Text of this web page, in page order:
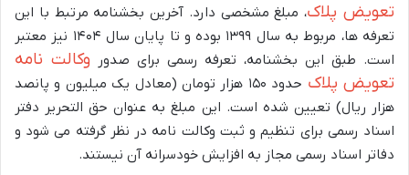
تعویض پلاک، مبلغ مشخصی دارد. آخرین بخشنامه مرتبط با این
تعرفه ها، مربوط به سال ۱۳۹۹ بوده و تا پایان سال ۱۴۰۴ نیز معتبر
است. طبق این بخشنامه، تعرفه رسمی برای صدور وکالت نامه
تعویض پلاک
حدود ۱۵۰ هزار تومان (معادل یک میلیون و پانصد
هزار ریال) تعیین شده است. این مبلغ به عنوان حق التحریر دفتر
اسناد رسمی برای تنظیم و ثبت وکالت نامه در نظر گرفته می شود و
دفاتر اسناد رسمی مجاز به افزایش خودسرانه آن نیستند.